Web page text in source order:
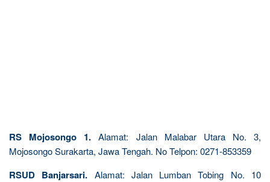
RS Mojosongo 1. Alamat: Jalan Malabar Utara No. 3,
Mojosongo Surakarta, Jawa Tengah. No Telpon: 0271-853359
RSUD Banjarsari. Alamat: Jalan Lumban Tobing No. 10